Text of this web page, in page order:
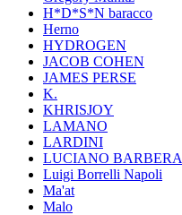
H*D*S*N baracco
Herno
HYDROGEN
JACOB COHEN
JAMES PERSE
K.
KHRISJOY
LAMANO
LARDINI
LUCIANO BARBERA
Luigi Borrelli Napoli
Ma'at
Malo